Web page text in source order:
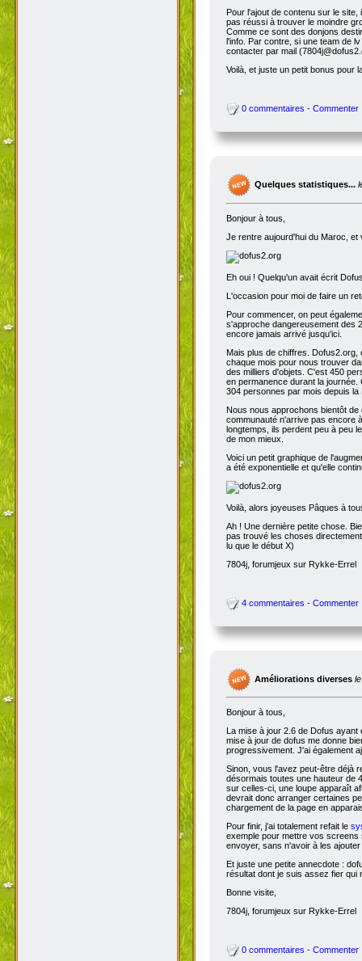
Pour l'ajout de contenu sur le
pas réussi à trouver le moindre
Comme ce sont des donjons
l'info. Par contre, si une team de
contacter par mail
Voilà, et juste un petit bonus pour
0 commentaires - Commenter
Quelques statistiques...
Bonjour à tous,
Je rentre aujourd'hui du Maroc, et
Eh oui ! Quelqu'un avait écrit
L'occasion pour moi de faire un
Pour commencer, on peut
s'approche dangereusement des
encore jamais arrivé jusqu'ici.
Mais plus de chiffres.
chaque mois pour nous trouver
des milliers d'objets. C'est 450
en permanence durant la
304 personnes par mois depuis
Nous nous approchons bientôt
communauté n'arrive pas encore
longtemps, ils perdent peu à peu
de mon mieux.
Voici un petit graphique de
a été exponentielle et qu'elle
Voilà, alors joyeuses Pâques à
Ah ! Une dernière petite chose.
pas trouvé les choses
lu que le début X)
7804j, forumjeux sur Rykke-Errel
4 commentaires - Commenter
Améliorations diverses
Bonjour à tous,
La mise à jour 2.6 de Dofus
mise à jour de dofus me donne
progressivement. J'ai également
Sinon, vous l'avez peut-être déjà
désormais toutes une hauteur de
sur celles-ci, une loupe apparaît
devrait donc arranger certaines
chargement de la page en
Pour finir, j'ai totalement refait le
exemple pour mettre vos
envoyer, sans n'avoir à les
Et juste une petite annecdote :
résultat dont je suis assez fier qui
Bonne visite,
7804j, forumjeux sur Rykke-Errel
0 commentaires - Commenter